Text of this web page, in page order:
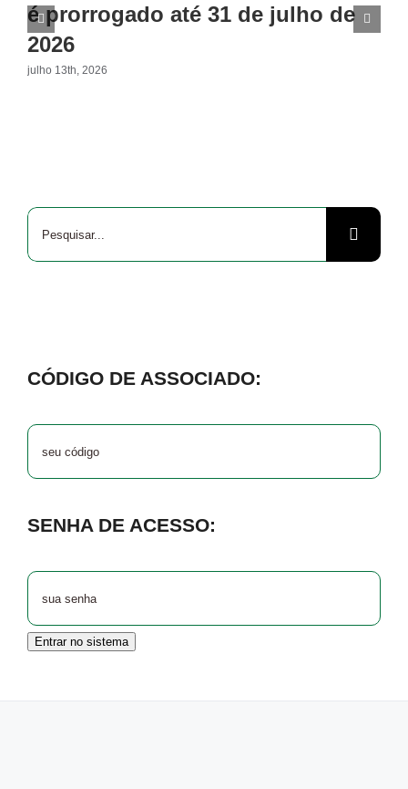
é prorrogado até 31 de julho de
2026
julho 13th, 2026
Buscar
resultados
CÓDIGO DE ASSOCIADO:
SENHA DE ACESSO:
Entrar no sistema